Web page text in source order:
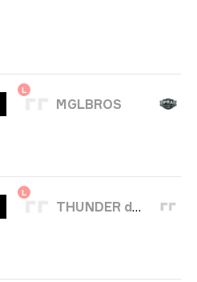
L
MGLBROS
L
THUNDER dOWNUNDER